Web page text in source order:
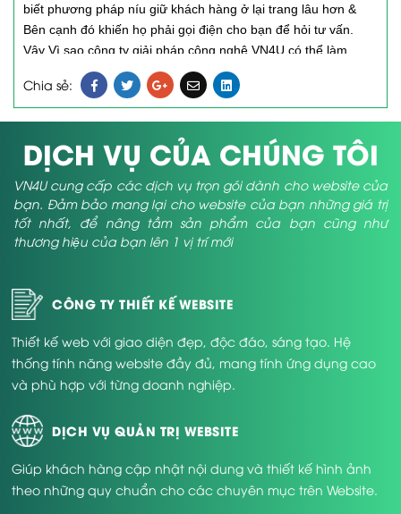
biết phương pháp níu giữ khách hàng ở lại trang lâu hơn &
Bên cạnh đó khiến họ phải gọi điện cho bạn để hỏi tư vấn.
Vậy Vì sao công ty giải pháp công nghệ VN4U có thể làm
Điểm tốt của việc thiết kế web trong lĩnh vực
bất động sản
Sở dĩ việc thiết kế web bđsbước quan trọng & là khâu chủ
chốt đối với mọi Công ty cần vốn đầu tư bđs, người kinh
doanh bđs là bởi công việc này mang tới rất nhiều lợi ích như:
sản qua hình ảnh, video,…
Quản trị dễ dàng, thông minh
Kêu gọi đầu tư nhanh chóng.
Những chức năng bán hàng được kết hợp
trên web
Song song với những lợi ích mang lại nêu trên, tại công ty giải
pháp công nghệ VN4U chúng tôi mang lại quý khách hàng
Chia sẻ:
DỊCH VỤ CỦA CHÚNG TÔI
VN4U cung cấp các dịch vụ trọn gói dành cho website của
bạn. Đảm bảo mang lại cho website của bạn những giá trị
tốt nhất, để nâng tầm sản phẩm của bạn cũng như
thương hiệu của bạn lên 1 vị trí mới
CÔNG TY THIẾT KẾ WEBSITE
Thiết kế web với giao diện đẹp, độc đáo, sáng tạo. Hệ
thống tính năng website đầy đủ, mang tính ứng dụng cao
và phù hợp với từng doanh nghiệp.
DỊCH VỤ QUẢN TRỊ WEBSITE
Giúp khách hàng cập nhật nội dung và thiết kế hình ảnh
theo những quy chuẩn cho các chuyên mục trên Website.